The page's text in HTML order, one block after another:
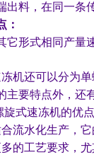
料，在同一条
：
形式相同产量
还可以分为单
要特点外，还
速冻机的优点
水化生产，它
工艺要求，尤